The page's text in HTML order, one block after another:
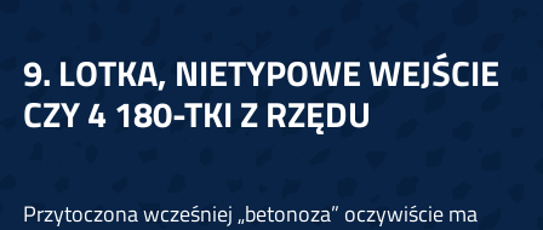
9. LOTKA, NIETYPOWE WEJŚCIE
CZY 4 180-TKI Z RZĘDU
Przytoczona wcześniej „betonoza” oczywiście ma